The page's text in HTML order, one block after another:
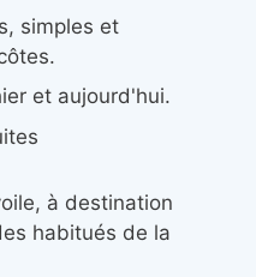
simples et
et aujourd'hui.
à destination
habitués de la